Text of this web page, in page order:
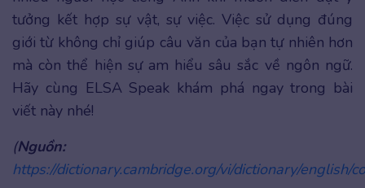
tưởng kết hợp sự vật, sự việc. Việc sử dụng đúng
giới từ không chỉ giúp câu văn của bạn tự nhiên hơn
mà còn thể hiện sự am hiểu sâu sắc về ngôn ngữ.
Hãy cùng ELSA Speak khám phá ngay trong bài
viết này nhé!
(Nguồn:
https://dictionary.cambridge.org/vi/dictionary/english/